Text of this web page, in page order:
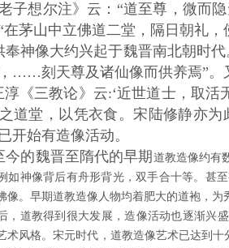
子想尔注》云：“道至尊，微而
茅山中立佛道二堂，隔日朝礼，
奉神像大约兴起于魏晋南北朝时
……刻天尊及诸仙像而供养焉”。
淳《三教论》云:‘近世道士，取
道堂，以凭衣食。宋陆修静亦
开始有造像活动。
今的魏晋至隋代的早期 道教造像约有
如神像背后有舟形背光，双手合十等。甚
像。 早期道教造像人物均着肥大的道袍，为
，道教得到很大发展，造像活动也逐渐兴
术风格。宋元时代，道教造像艺术已达到